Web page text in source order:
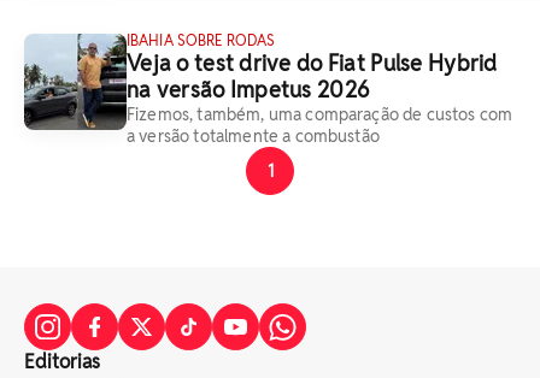
IBAHIA SOBRE RODAS
Veja o test drive do Fiat Pulse Hybrid
na versão Impetus 2026
Fizemos, também, uma comparação de custos com
a versão totalmente a combustão
1
Editorias